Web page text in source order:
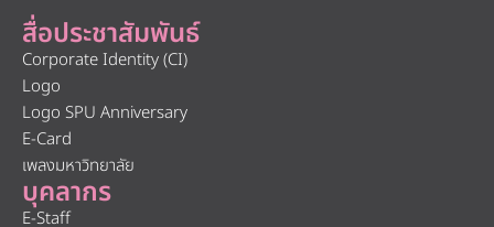
สื่อประชาสัมพันธ์
Corporate Identity (CI)
Logo
Logo SPU Anniversary
E-Card
เพลงมหาวิทยาลัย
บุคลากร
E-Staff